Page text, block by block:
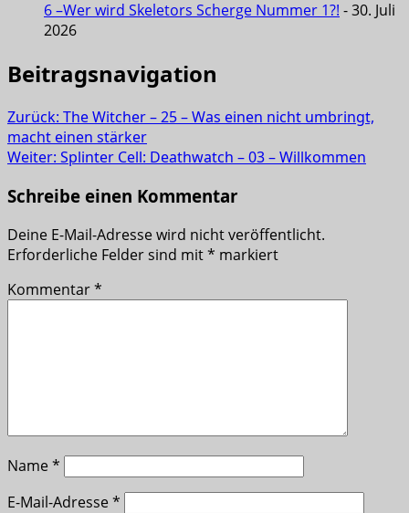
6 –Wer wird Skeletors Scherge Nummer 1?! - 30. Juli
2026
Beitragsnavigation
Zurück: The Witcher – 25 – Was einen nicht umbringt,
macht einen stärker
Weiter: Splinter Cell: Deathwatch – 03 – Willkommen
Schreibe einen Kommentar
Deine E-Mail-Adresse wird nicht veröffentlicht.
Erforderliche Felder sind mit* markiert
Kommentar*
Name*
E-Mail-Adresse*